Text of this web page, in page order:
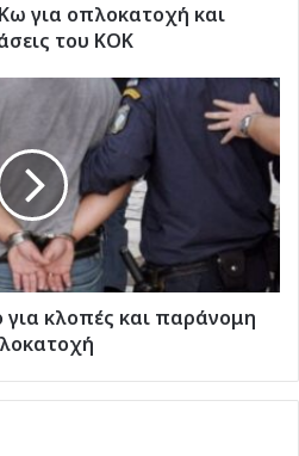
για οπλοκατοχή και
του ΚΟΚ
για κλοπές και παράνομη